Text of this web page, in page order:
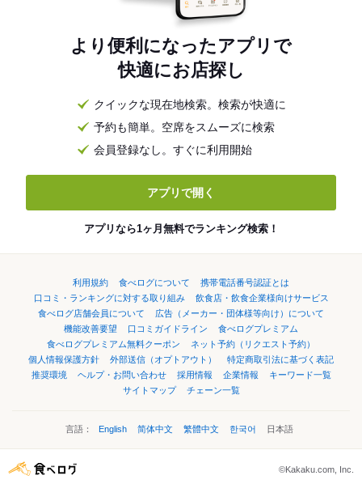
より便利になったアプリで
快適にお店探し
クイックな現在地検索。検索が快適に
予約も簡単。空席をスムーズに検索
会員登録なし。すぐに利用開始
アプリで開く
アプリなら1ヶ月無料でランキング検索！
利用規約 食べログについて
携帯電話番号認証とは
口コミ・ランキングに対する取り組み
飲食店・飲食企業様向けサービス
食べログ店舗会員について
広告（メーカー・団体様等向け）について
機能改善要望
口コミガイドライン
食べログプレミアム
食べログプレミアム無料クーポン
ネット予約（リクエスト予約）
個人情報保護方針
外部送信（オプトアウト）
特定商取引法に基づく表記
推奨環境
ヘルプ・お問い合わせ 採用情報 企業情報
キーワード一覧
サイトマップ
チェーン一覧
言語： English 简体中文 繁體中文 한국어 日本語
©Kakaku.com, Inc.